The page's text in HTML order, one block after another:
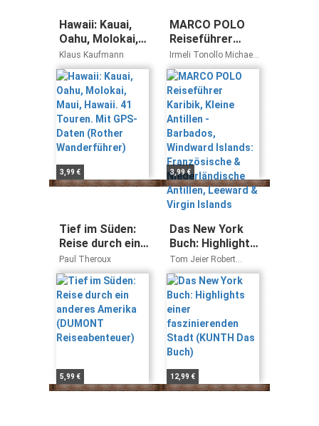
Hawaii: Kauai,
Oahu, Molokai,
Maui, Hawaii. 41
Touren. Mit
GPS-Daten
(Rother
Wanderführer)
Klaus Kaufmann
3,99 €
MARCO POLO
Reiseführer
Karibik, Kleine
Antillen -
Barbados,
Windward
Islands:
Französische &
Niederländische
Antillen,
Leeward & Virgin
Islands
Irmeli Tonollo Michael
Auwers
3,99 €
Tief im Süden:
Reise durch ein
anderes
Amerika
(DUMONT
Reiseabenteuer)
Paul Theroux
5,99 €
Das New York
Buch: Highlights
einer
faszinierenden
Stadt (KUNTH
Das Buch)
Tom Jeier Robert
Fischer
12,99 €